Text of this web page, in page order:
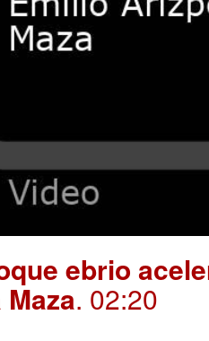
ebrio
. 02:20